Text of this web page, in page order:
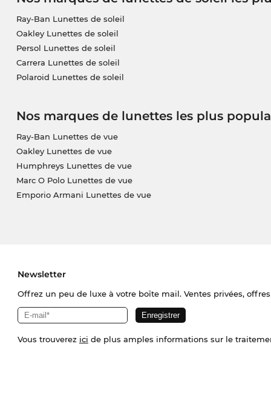
Ray-Ban Lunettes de soleil
Oakley Lunettes de soleil
Persol Lunettes de soleil
Carrera Lunettes de soleil
Polaroid Lunettes de soleil
Nos marques de lunettes les plus
Ray-Ban Lunettes de vue
Oakley Lunettes de vue
Humphreys Lunettes de vue
Marc O Polo Lunettes de vue
Emporio Armani Lunettes de vue
Newsletter
Offrez un peu de luxe à votre boîte mail. Ventes privées,
Vous trouverez ici de plus amples informations sur le